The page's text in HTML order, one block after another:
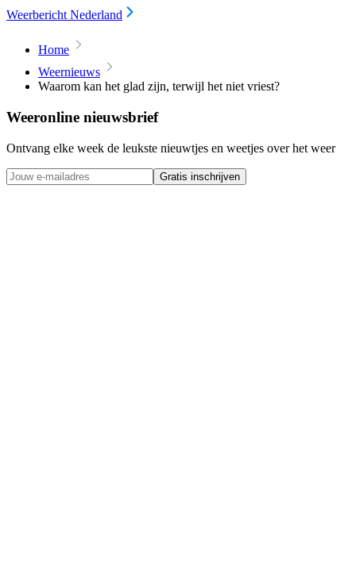
Weerbericht Nederland
Home
Weernieuws
Waarom kan het glad zijn, terwijl het niet vriest?
Weeronline nieuwsbrief
Ontvang elke week de leukste nieuwtjes en weetjes over het weer
Gratis inschrijven